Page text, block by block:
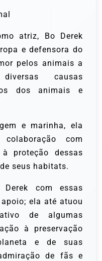
atriz, Bo Derek
e defensora do
pelos animais a
causas
dos animais e
e marinha, ela
com
proteção dessas
seus habitats.
com essas
ela até atuou
de algumas
à preservação
e de suas
de fãs e